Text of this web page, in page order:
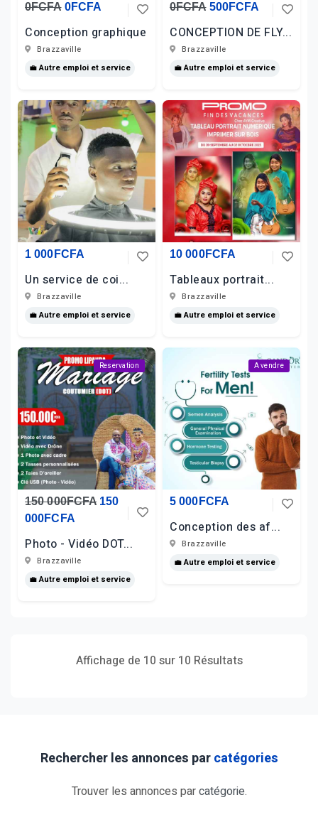
0FCFA 0FCFA
Conception graphique
Brazzaville
💼 Autre emploi et service
0FCFA 500FCFA
CONCEPTION DE FLY...
Brazzaville
💼 Autre emploi et service
1 000FCFA
Un service de coi...
Brazzaville
💼 Autre emploi et service
10 000FCFA
Tableaux portrait...
Brazzaville
💼 Autre emploi et service
Reservation
150 000FCFA 150
000FCFA
Photo - Vidéo DOT...
Brazzaville
💼 Autre emploi et service
A vendre
5 000FCFA
Conception des af...
Brazzaville
💼 Autre emploi et service
Affichage de 10 sur 10 Résultats
Rechercher les annonces parcatégories
Trouver les annonces parcatégorie.